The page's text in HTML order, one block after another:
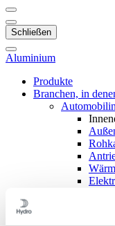
Schließen
Aluminium
Produkte
Branchen, in